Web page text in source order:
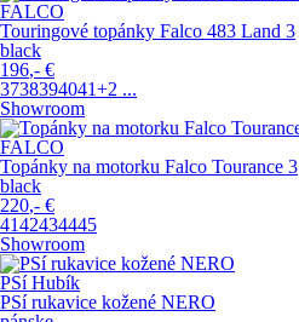
FALCO
Touringové topánky Falco 483 Land 3
black
196,- €
3738394041+2 ...
Showroom
FALCO
Topánky na motorku Falco Tourance 3
black
220,- €
4142434445
Showroom
PSí Hubík
PSí rukavice kožené NERO